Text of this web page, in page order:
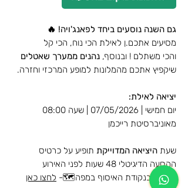
גם השנה נוסעים ביחד לפאנג'ויה! 🔥
מסיעים אתכם.ן לאילת הכי נוח, הכי קל
והכי משתלם ! ובנוסף, נהנים ממערך שאטלים
שיקפיץ אתכם מהמלונות למופע המרכזי וחזרה.
יציאה לאילת:
יום חמישי | 07/05/2026 | שעה 08:00
מאוניברסיטת רייכמן
שעת היציאה המדוייקת תופיע על כרטיס
ההסעה הדיגיטלי 48 שעות לפני האירוע
לצפייה בנקודת האיסוף במפה🗺️- לחצו כאן